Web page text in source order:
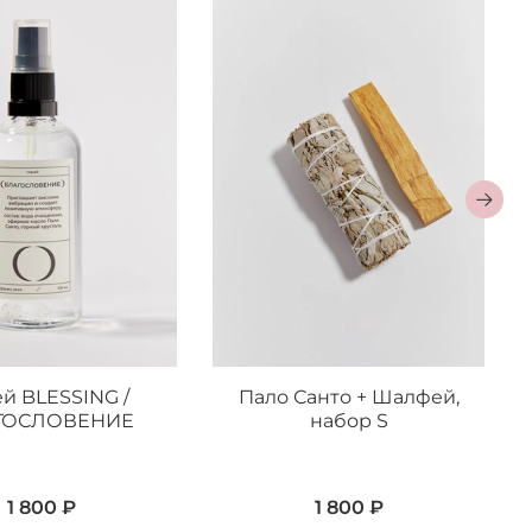
BLESSING /
1 800 ₽
Пало Санто + Шалфей,
набор S
1 800 ₽